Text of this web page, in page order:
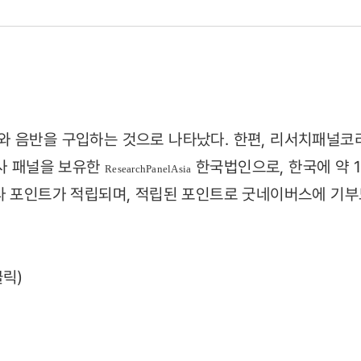
음반을 구입하는 것으로 나타났다. 한편, 리서치패널
패널을 보유한 ResearchPanelAsia 한국법인으로, 한국에 약
포인트가 적립되며, 적립된 포인트로 굿네이버스에 기
)